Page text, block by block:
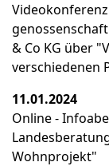
& Co KG über
verschiedenen
11.01.2024
Online -
Wohnprojekt"